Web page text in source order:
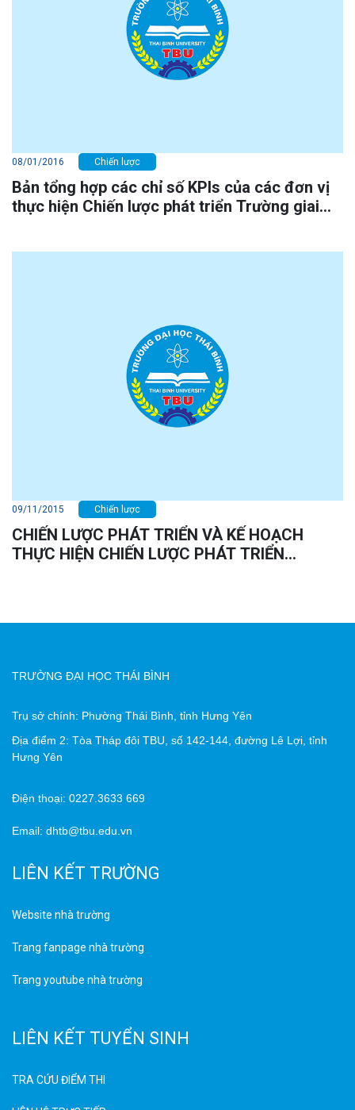
08/01/2016 Chiến lược
Bản tổng hợp các chỉ số KPIs của các đơn vị
thực hiện Chiến lược phát triển Trường giai
09/11/2015 Chiến lược
CHIẾN LƯỢC PHÁT TRIỂN VÀ KẾ HOẠCH
THỰC HIỆN CHIẾN LƯỢC PHÁT TRIỂN
TRƯỜNG ĐẠI HỌC THÁI BÌNH
Trụ sở chính: Phường Thái Bình, tỉnh Hưng Yên
Địa điểm 2: Tòa Tháp đôi TBU, số 142-144, đường Lê Lợi, tỉnh
Hưng Yên
Điện thoại: 0227.3633 669
Email: dhtb@tbu.edu.vn
LIÊN KẾT TRƯỜNG
Website nhà trường
Trang fanpage nhà trường
Trang youtube nhà trường
LIÊN KẾT TUYỂN SINH
TRA CỨU ĐIỂM THI